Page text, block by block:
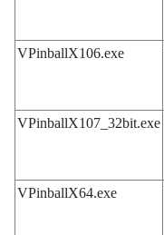
VPinballX106.exe
VPinballX107_32bit.exe
VPinballX64.exe